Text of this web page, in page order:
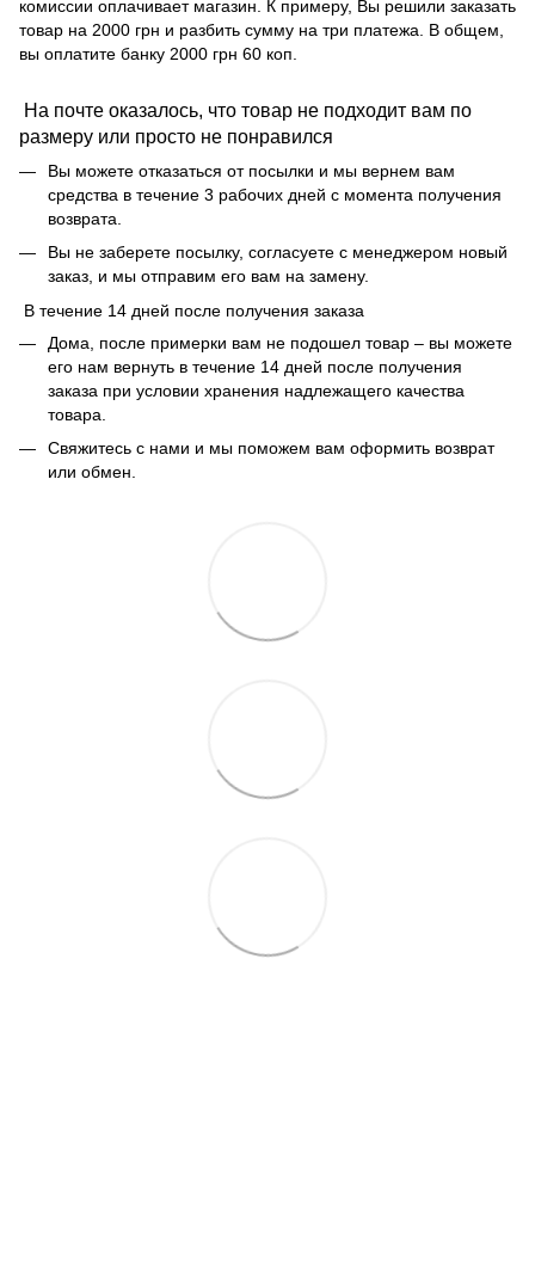
комиссии оплачивает магазин. К примеру, Вы решили заказать
товар на 2000 грн и разбить сумму на три платежа. В общем,
вы оплатите банку 2000 грн 60 коп.
На почте оказалось, что товар не подходит вам по
размеру или просто не понравился
Вы можете отказаться от посылки и мы вернем вам
средства в течение 3 рабочих дней с момента получения
возврата.
Вы не заберете посылку, согласуете с менеджером новый
заказ, и мы отправим его вам на замену.
В течение 14 дней после получения заказа
Дома, после примерки вам не подошел товар – вы можете
его нам вернуть в течение 14 дней после получения
заказа при условии хранения надлежащего качества
товара.
Свяжитесь с нами и мы поможем вам оформить возврат
или обмен.